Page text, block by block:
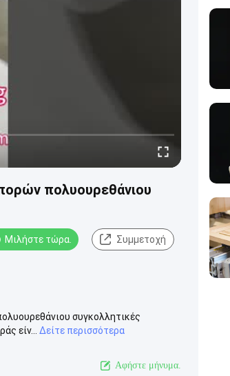
πολυουρεθάνιου
Μιλήστε τώρα. Συμμετοχή
συγκολλητικές
είν...
Δείτε περισσότερα
Αφήστε μήνυμα.